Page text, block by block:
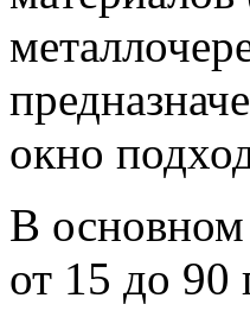
окно
В основном
от 15 до